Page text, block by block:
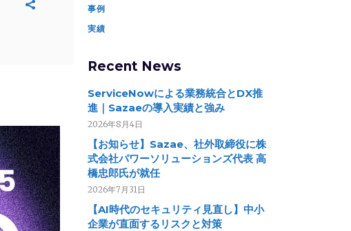
事例
実績
Recent News
ServiceNowによる業務統合とDX推
進｜Sazaeの導入実績と強み
2026年8月4日
【お知らせ】Sazae、社外取締役に株
式会社パワーソリューションズ代表 高
橋忠郎氏が就任
2026年7月31日
【AI時代のセキュリティ見直し】中小
企業が直面するリスクと対策